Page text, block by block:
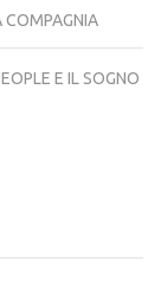
COMPAGNIA
E IL SOGNO